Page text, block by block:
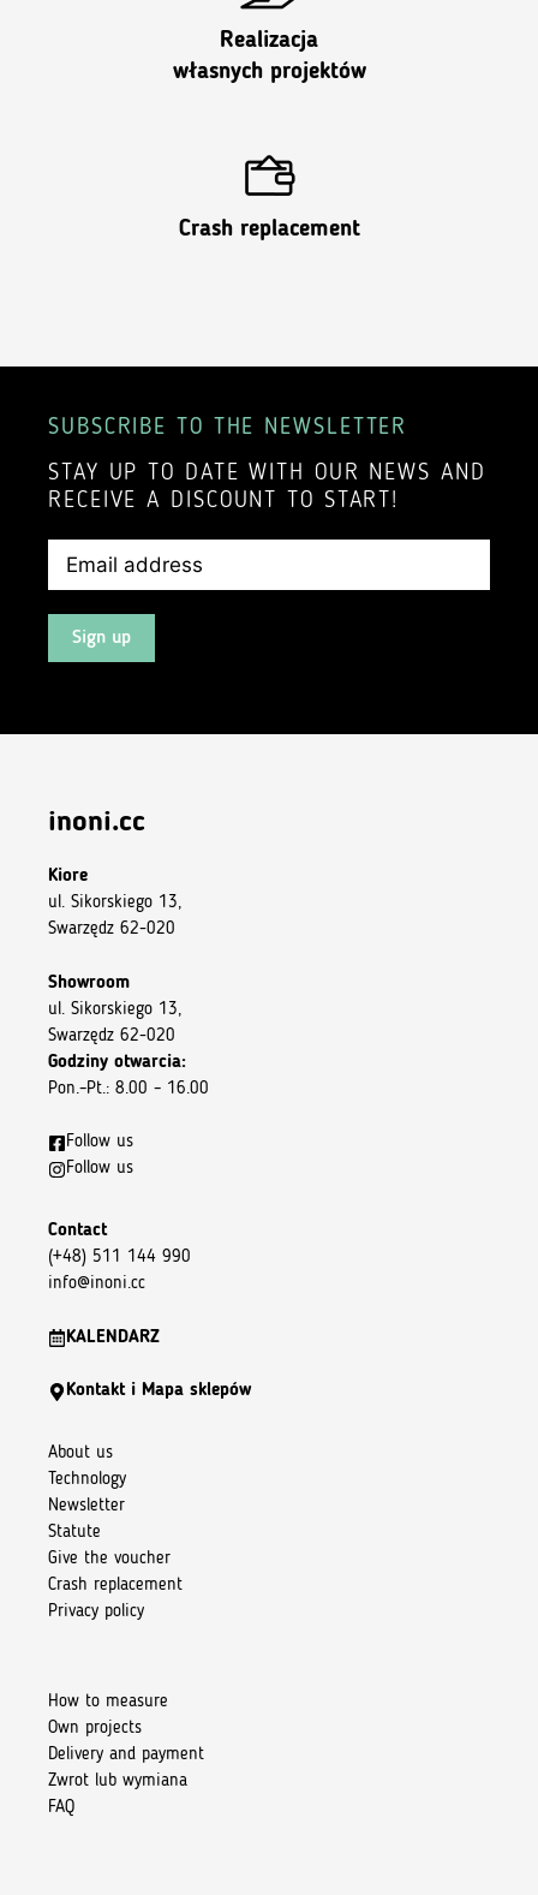
Realizacja
własnych projektów
Crash replacement
SUBSCRIBE TO THE NEWSLETTER
STAY UP TO DATE WITH OUR NEWS AND
RECEIVE A DISCOUNT TO START!
Sign up
inoni.cc
Kiore
ul. Sikorskiego 13,
Swarzędz 62-020
Showroom
ul. Sikorskiego 13,
Swarzędz 62-020
Godziny otwarcia:
Pon.–Pt.: 8.00 – 16.00
Follow us
Follow us
Contact
(+48) 511 144 990
info@inoni.cc
KALENDARZ
Kontakt i Mapa sklepów
About us
Technology
Newsletter
Statute
Give the voucher
Crash replacement
Privacy policy
How to measure
Own projects
Delivery and payment
Zwrot lub wymiana
FAQ